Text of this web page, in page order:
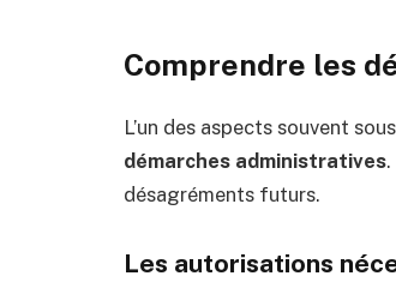
Comprendre les
L’un des aspects souvent
démarches administratives
désagréments futurs.
Les autorisations